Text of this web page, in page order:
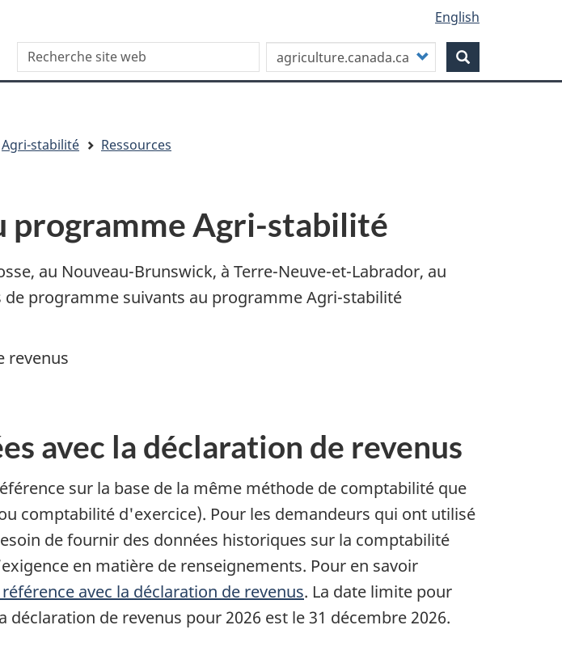
to
main
content
to
"About
this
à
la
version
English
Recherche
Personnaliser
votre
recherche
Agri-stabilité Ressources
programme Agri-stabilité
au Nouveau-Brunswick, à Terre-Neuve-et-Labrador, au
programme suivants au programme Agri-stabilité
revenus
avec la déclaration de revenus
sur la base de la même méthode de comptabilité que
comptabilité d'exercice). Pour les demandeurs qui ont utilisé
de fournir des données historiques sur la comptabilité
en matière de renseignements. Pour en savoir
avec la déclaration de revenus. La date limite pour
de revenus pour 2026 est le 31 décembre 2026.